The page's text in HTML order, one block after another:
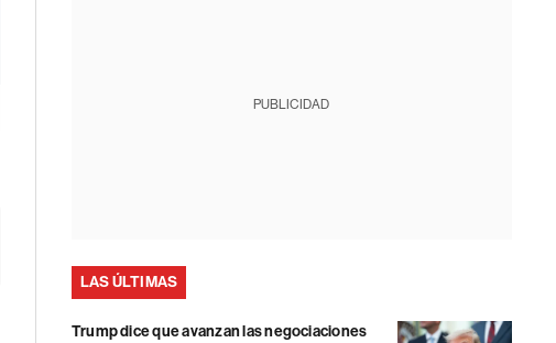
PUBLICIDAD
LAS ÚLTIMAS
Trump dice que avanzan las negociaciones